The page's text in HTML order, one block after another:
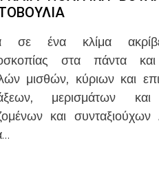
σε ένα κλίμα
στα πάντα
μισθών, κύριων και
μερισμάτων
και συνταξιούχων